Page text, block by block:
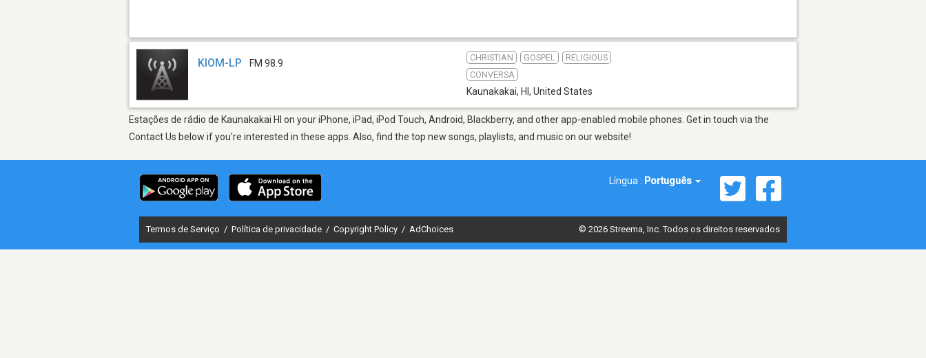
KIOM-LP FM 98.9
CHRISTIAN GOSPEL
RELIGIOUS
CONVERSA
Kaunakakai, HI , United States
Estações de rádio de Kaunakakai HI on your iPhone, iPad, iPod Touch, Android, Blackberry, and other app-enabled mobile phones. Get in touch via the
Contact Us below if you're interested in these apps. Also, find the top new songs, playlists, and music on our website!
Língua : Português
Termos de Serviço / Política de privacidade / Copyright Policy / AdChoices © 2026 Streema, Inc. Todos os direitos reservados